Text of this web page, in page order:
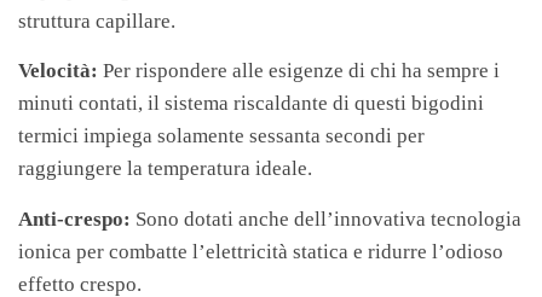
struttura capillare.
Velocità: Per rispondere alle esigenze di chi ha sempre i
minuti contati, il sistema riscaldante di questi bigodini
termici impiega solamente sessanta secondi per
raggiungere la temperatura ideale.
Anti-crespo: Sono dotati anche dell’innovativa tecnologia
ionica per combatte l’elettricità statica e ridurre l’odioso
effetto crespo.